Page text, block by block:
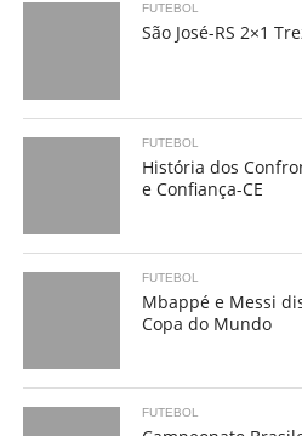
FUTEBOL
São José-RS 2×1
FUTEBOL
História dos
e Confiança-CE
FUTEBOL
Mbappé e Messi
Copa do Mundo
FUTEBOL